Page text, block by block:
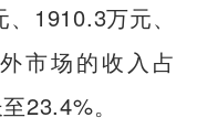
1910.3万元、
市场的收入占
23.4%。